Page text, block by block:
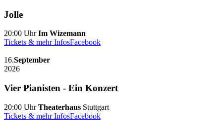
Jolle
20:00 UhrIm Wizemann
Tickets & mehr InfosFacebook
16.September
2026
Vier Pianisten - Ein Konzert
20:00 UhrTheaterhaus Stuttgart
Tickets & mehr InfosFacebook